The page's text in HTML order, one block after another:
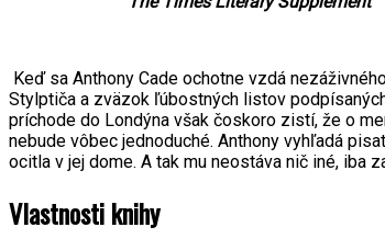
Keď sa Anthony Cade ochotne vzdá
Stylptiča a zväzok ľúbostných listov
príchode do Londýna však čoskoro zistí, že o
nebude vôbec jednoduché. Anthony vyhľadá
ocitla v jej dome. A tak mu neostáva nič iné, iba
Vlastnosti knihy